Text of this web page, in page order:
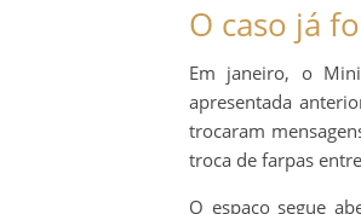
O caso já
Em janeiro, o
apresentada
trocaram
troca de farpas
O espaço segue